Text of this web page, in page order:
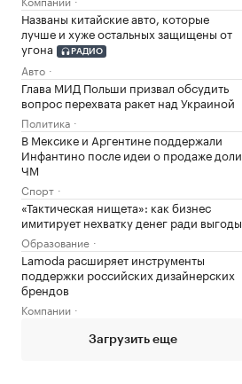
Названы китайские авто, которые
лучше и хуже остальных защищены от
угона
РАДИО
Авто
Глава МИД Польши призвал обсудить
вопрос перехвата ракет над Украиной
Политика
В Мексике и Аргентине поддержали
Инфантино после идеи о продаже доли
ЧМ
Спорт
«Тактическая нищета»: как бизнес
имитирует нехватку денег ради выгоды
Образование
Lamoda расширяет инструменты
поддержки российских дизайнерских
брендов
Компании
Загрузить еще